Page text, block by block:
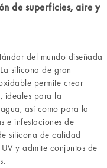
de superficies, aire y
del mundo diseñada
silicona de gran
permite crear
ideales para la
así como para la
e infestaciones de
silicona de calidad
y admite conjuntos de